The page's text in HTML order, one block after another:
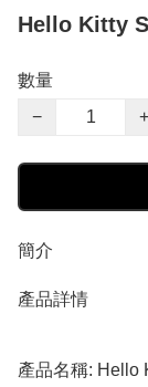
Hello Kitty
數量
−
+
簡介
產品詳情
產品名稱: Hello